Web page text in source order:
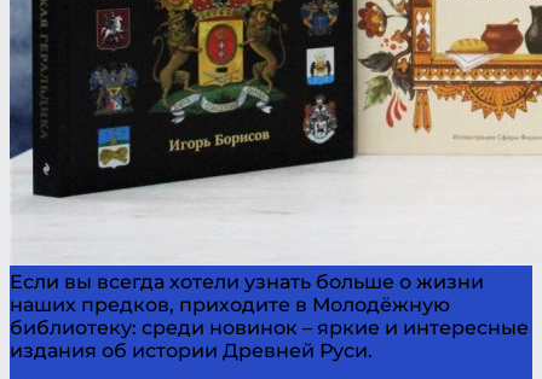
Если вы всегда хотели узнать больше о жизни
наших предков, приходите в Молодёжную
библиотеку: среди новинок – яркие и интересные
издания об истории Древней Руси.